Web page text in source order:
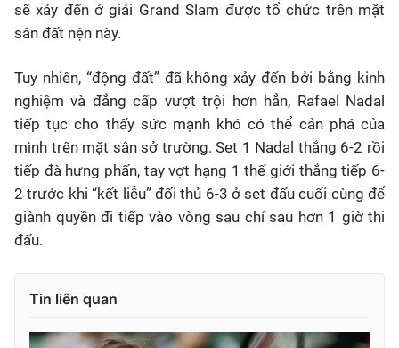
sẽ xảy đến ở giải Grand Slam được tổ chức trên mặt
sân đất nện này.
Tuy nhiên, “động đất” đã không xảy đến bởi bằng kinh
nghiệm và đẳng cấp vượt trội hơn hẳn, Rafael Nadal
tiếp tục cho thấy sức mạnh khó có thể cản phá của
mình trên mặt sân sở trường. Set 1 Nadal thắng 6-2 rồi
tiếp đà hưng phấn, tay vợt hạng 1 thế giới thắng tiếp 6-
2 trước khi “kết liễu” đối thủ 6-3 ở set đấu cuối cùng để
giành quyền đi tiếp vào vòng sau chỉ sau hơn 1 giờ thi
đấu.
Tin liên quan